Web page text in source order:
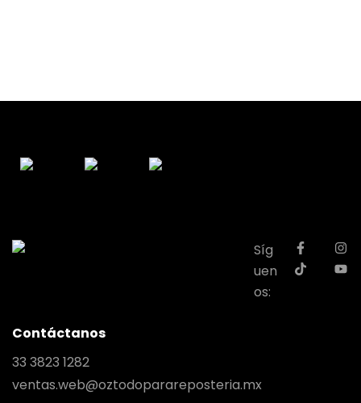
Síg
uen
os:
Contáctanos
33 3823 1282
ventas.web@oztodoparareposteria.mx